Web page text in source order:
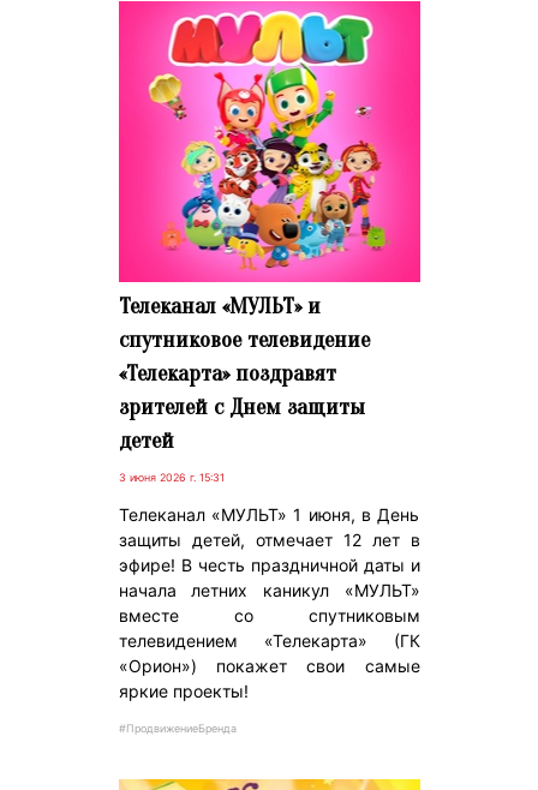
Телеканал «МУЛЬТ» и
спутниковое телевидение
«Телекарта» поздравят
зрителей с Днем защиты
детей
3 июня 2026 г. 15:31
Телеканал «МУЛЬТ» 1 июня, в День
защиты детей, отмечает 12 лет в
эфире! В честь праздничной даты и
начала летних каникул «МУЛЬТ»
вместе со спутниковым
телевидением «Телекарта» (ГК
«Орион») покажет свои самые
яркие проекты!
#ПродвижениеБренда